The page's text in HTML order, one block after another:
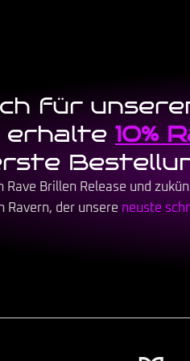
für
erhalte 10%
Rave Brillen Release und
Ravern, der unsere neuste